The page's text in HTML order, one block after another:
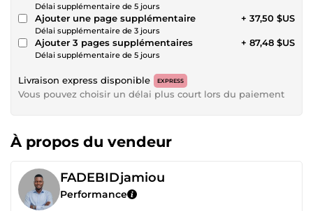
Délai supplémentaire de 5 jours
Ajouter une page supplémentaire
Délai supplémentaire de 3 jours
+ 37,50 $US
Ajouter 3 pages supplémentaires
Délai supplémentaire de 5 jours
+ 87,48 $US
Livraison express disponible EXPRESS
Vous pouvez choisir un délai plus court lors du paiement
À propos du vendeur
FADEBIDjamiou
Performance